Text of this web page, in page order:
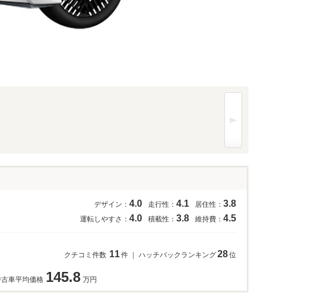
ードにより異なります (1/2枚)
デザイン： 4.0 走行性： 4.1 居住性： 3.8
運転しやすさ： 4.0 積載性： 3.8 維持費： 4.5
クチコミ件数 11件 ｜ ハッチバックランキング28位
車平均価格 145.8 万円